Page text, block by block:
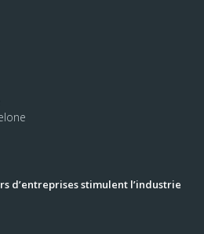
d’entreprises stimulent l’industrie